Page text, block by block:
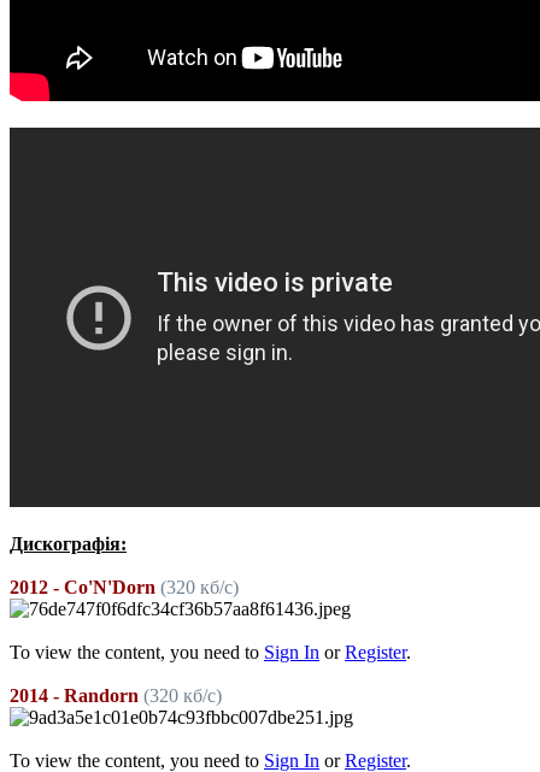
Дискографія:
2012 - Co'N'Dorn (320 кб/с)
To view the content, you need to Sign In orRegister.
2014 - Randorn (320 кб/с)
To view the content, you need to Sign In orRegister.